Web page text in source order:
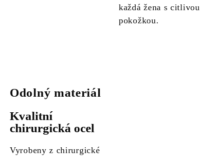
každá žena s citlivou
pokožkou.
Odolný materiál
Kvalitní
chirurgická ocel
Vyrobeny z chirurgické